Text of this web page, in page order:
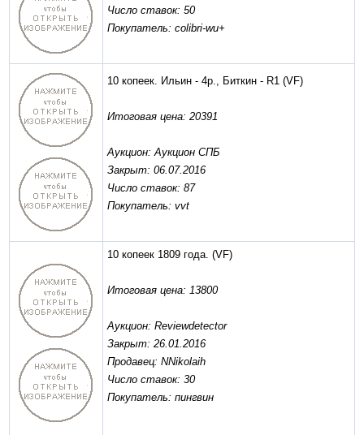
Число ставок: 50
Покупатель: colibri-wu+
10 копеек. Ильин - 4р., Биткин - R1 (VF)
Итоговая цена: 20391
Аукцион: Аукцион СПБ
Закрыт: 06.07.2016
Число ставок: 87
Покупатель: vvt
10 копеек 1809 года. (VF)
Итоговая цена: 13800
Аукцион: Reviewdetector
Закрыт: 26.01.2016
Продавец: NNikolaih
Число ставок: 30
Покупатель: пингвин